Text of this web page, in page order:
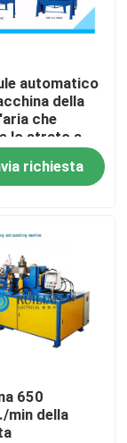
resistenza
automatico
della
che
lo strato a
di
dellarichiesta
650
min della